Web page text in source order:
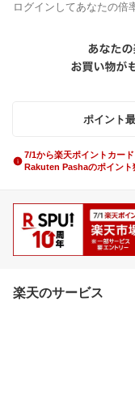
ログインしてあなたの倍
ポイント
7/1から楽天ポイントカー
Rakuten Pashaのポイント
楽天のサービス